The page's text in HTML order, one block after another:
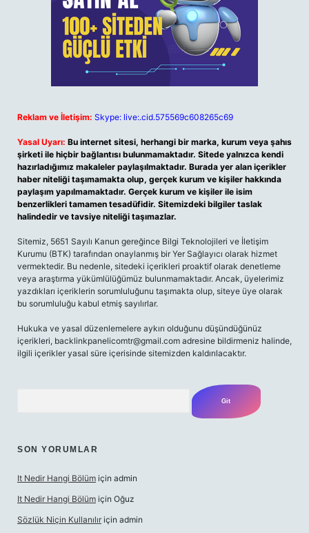
Reklam ve İletişim: Skype: live:.cid.575569c608265c69
Yasal Uyarı: Bu internet sitesi, herhangi bir marka, kurum veya şahıs
şirketi ile hiçbir bağlantısı bulunmamaktadır. Sitede yalnızca kendi
hazırladığımız makaleler paylaşılmaktadır. Burada yer alan içerikler
haber niteliği taşımamakta olup, gerçek kurum ve kişiler hakkında
paylaşım yapılmamaktadır. Gerçek kurum ve kişiler ile isim
benzerlikleri tamamen tesadüfidir. Sitemizdeki bilgiler taslak
halindedir ve tavsiye niteliği taşımazlar.
Sitemiz, 5651 Sayılı Kanun gereğince Bilgi Teknolojileri ve İletişim
Kurumu (BTK) tarafından onaylanmış bir Yer Sağlayıcı olarak hizmet
vermektedir. Bu nedenle, sitedeki içerikleri proaktif olarak denetleme
veya araştırma yükümlülüğümüz bulunmamaktadır. Ancak, üyelerimiz
yazdıkları içeriklerin sorumluluğunu taşımakta olup, siteye üye olarak
bu sorumluluğu kabul etmiş sayılırlar.
Hukuka ve yasal düzenlemelere aykırı olduğunu düşündüğünüz
içerikleri, backlinkpanelicomtr@gmail.com adresine bildirmeniz halinde,
ilgili içerikler yasal süre içerisinde sitemizden kaldırılacaktır.
SON YORUMLAR
It Nedir Hangi Bölüm için admin
It Nedir Hangi Bölüm için Oğuz
Sözlük Niçin Kullanılır için admin